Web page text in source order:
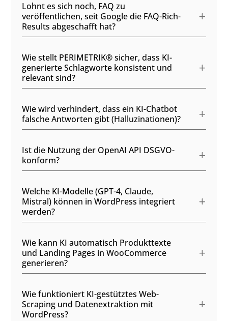
Lohnt es sich noch, FAQ zu
veröffentlichen, seit Google die FAQ-Rich-
Results abgeschafft hat?
Wie stellt PERIMETRIK® sicher, dass KI-
generierte Schlagworte konsistent und
relevant sind?
Wie wird verhindert, dass ein KI-Chatbot
falsche Antworten gibt (Halluzinationen)?
Ist die Nutzung der OpenAI API DSGVO-
konform?
Welche KI-Modelle (GPT-4, Claude,
Mistral) können in WordPress integriert
werden?
Wie kann KI automatisch Produkttexte
und Landing Pages in WooCommerce
generieren?
Wie funktioniert KI-gestütztes Web-
Scraping und Datenextraktion mit
WordPress?